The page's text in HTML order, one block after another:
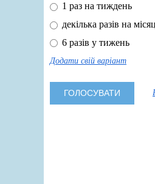
1 раз на тиждень
декілька разів на
6 разів у тижень
Додати свій варіант